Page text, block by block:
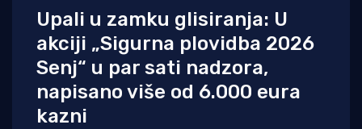
Upali u zamku glisiranja: U
akciji „Sigurna plovidba 2026
Senj“ u par sati nadzora,
napisano više od 6.000 eura
kazni